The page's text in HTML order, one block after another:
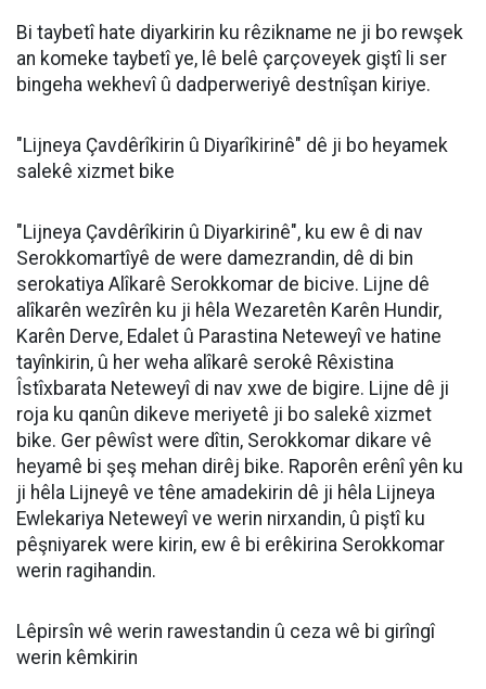
Bi taybetî hate diyarkirin ku rêzikname ne ji bo rewşek
an komeke taybetî ye, lê belê çarçoveyek giştî li ser
bingeha wekhevî û dadperweriyê destnîşan kiriye.
"Lijneya Çavdêrîkirin û Diyarîkirinê" dê ji bo heyamek
salekê xizmet bike
"Lijneya Çavdêrîkirin û Diyarkirinê", ku ew ê di nav
Serokkomartîyê de were damezrandin, dê di bin
serokatiya Alîkarê Serokkomar de bicive. Lijne dê
alîkarên wezîrên ku ji hêla Wezaretên Karên Hundir,
Karên Derve, Edalet û Parastina Neteweyî ve hatine
tayînkirin, û her weha alîkarê serokê Rêxistina
Îstîxbarata Neteweyî di nav xwe de bigire. Lijne dê ji
roja ku qanûn dikeve meriyetê ji bo salekê xizmet
bike. Ger pêwîst were dîtin, Serokkomar dikare vê
heyamê bi şeş mehan dirêj bike. Raporên erênî yên ku
ji hêla Lijneyê ve têne amadekirin dê ji hêla Lijneya
Ewlekariya Neteweyî ve werin nirxandin, û piştî ku
pêşniyarek were kirin, ew ê bi erêkirina Serokkomar
werin ragihandin.
Lêpirsîn wê werin rawestandin û ceza wê bi girîngî
werin kêmkirin